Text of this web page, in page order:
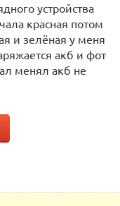
устройства
красная потом
и зелёная у меня
акб и фот
менял акб не